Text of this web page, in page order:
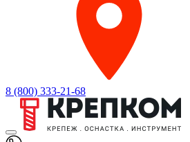
8 (800) 333-21-68